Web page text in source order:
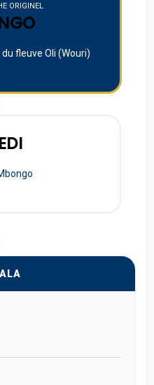
ORIGINEL
fleuve Oli (Wouri)